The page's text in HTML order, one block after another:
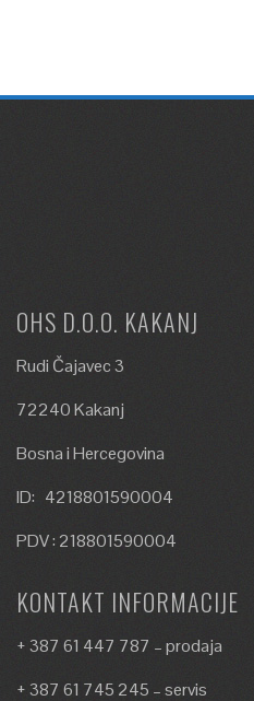
OHS D.O.O. KAKANJ
Rudi Čajavec 3
72240 Kakanj
Bosna i Hercegovina
ID: 4218801590004
PDV : 218801590004
KONTAKT INFORMACIJE
+ 387 61 447 787 – prodaja
+ 387 61 745 245 – servis